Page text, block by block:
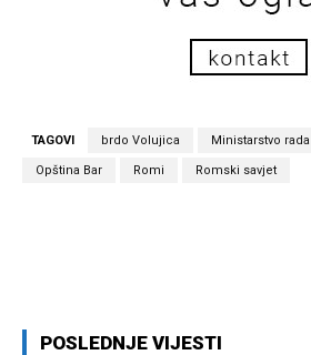
TAGOVI brdo Volujica Ministarstvo
Opština Bar Romi Romski savjet
POSLEDNJE VIJESTI